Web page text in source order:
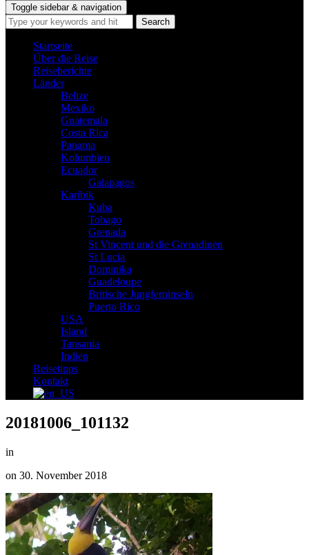
Toggle sidebar & navigation
Startseite
Über die Reise
Reiseberichte
Länder
Belize
Mexiko
Guatemala
Costa Rica
Panama
Kolumbien
Ecuador
Galapagos
Karibik
Kuba
Tobago
Grenada
St Vincent und die Grenadinen
St Lucia
Dominika
Guadeloupe
Britische Jungferninseln
Puerto Rico
USA
Island
Tansania
Indien
Reisetipps
Kontakt
20181006_101132
in
on 30. November 2018